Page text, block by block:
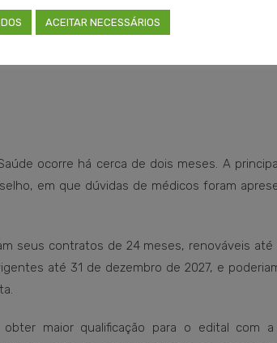
anual da remuneração.
de erro médico.
ocorre há cerca de dois meses. A
em que dúvidas de médicos foram
seus contratos de 24 meses, renováveis
até 31 de dezembro de 2027, e
maior qualificação para o edital com
ACEITAR NECESSÁRIOS